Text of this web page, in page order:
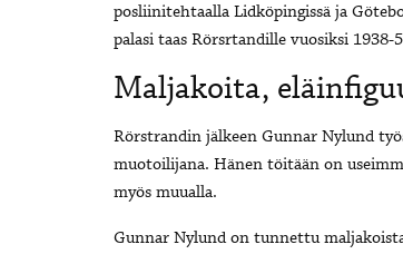
posliinitehtaalla Lidköpingissä ja
palasi taas Rörsrtandille vuosiksi 1938-
Maljakoita,
Rörstrandin jälkeen Gunnar Nylund
muotoilijana. Hänen töitään on
myös muualla.
Gunnar Nylund on tunnettu